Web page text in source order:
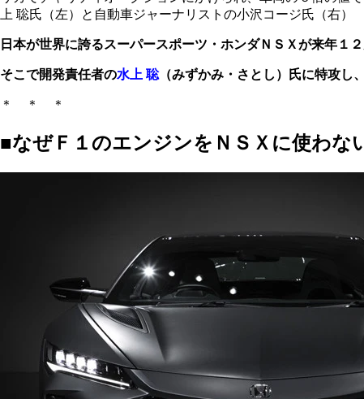
上 聡氏（左）と自動車ジャーナリストの小沢コージ氏（右）
日本が世界に誇るスーパースポーツ・ホンダＮＳＸが来年１
そこで開発責任者の水上 聡（みずかみ・さとし）氏に特攻し、
＊ ＊ ＊
■なぜＦ１のエンジンをＮＳＸに使わな